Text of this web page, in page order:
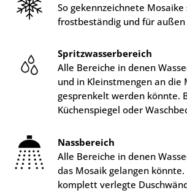
So gekennzeichnete Mosaike
frostbeständig und für außen
Spritzwasserbereich
Alle Bereiche in denen
und in Kleinstmengen an die
gesprenkelt werden könnte.
Küchenspiegel oder
Nassbereich
Alle Bereiche in denen
das Mosaik gelangen
komplett verlegte